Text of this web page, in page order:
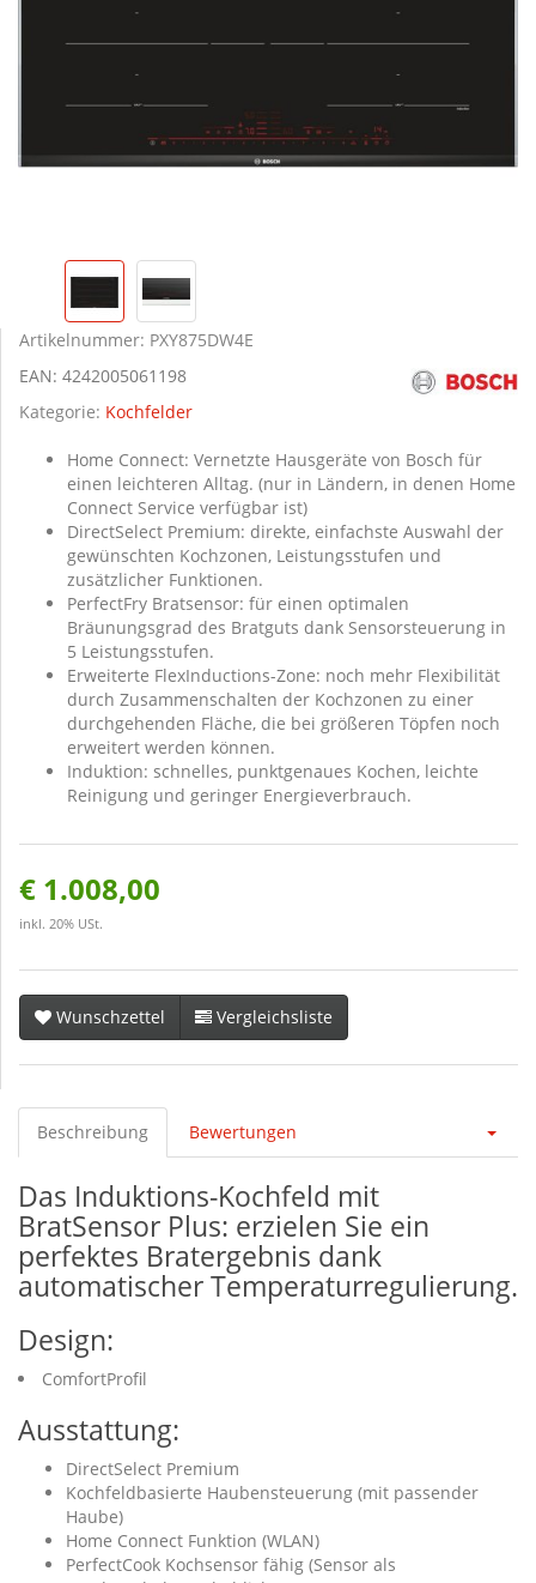
Artikelnummer: PXY875DW4E
EAN: 4242005061198
Kategorie: Kochfelder
Home Connect: Vernetzte Hausgeräte von Bosch für
einen leichteren Alltag. (nur in Ländern, in denen Home
Connect Service verfügbar ist)
DirectSelect Premium: direkte, einfachste Auswahl der
gewünschten Kochzonen, Leistungsstufen und
zusätzlicher Funktionen.
PerfectFry Bratsensor: für einen optimalen
Bräunungsgrad des Bratguts dank Sensorsteuerung in
5 Leistungsstufen.
Erweiterte FlexInductions-Zone: noch mehr Flexibilität
durch Zusammenschalten der Kochzonen zu einer
durchgehenden Fläche, die bei größeren Töpfen noch
erweitert werden können.
Induktion: schnelles, punktgenaues Kochen, leichte
Reinigung und geringer Energieverbrauch.
€ 1.008,00
inkl. 20% USt.
Wunschzettel Vergleichsliste
Beschreibung Bewertungen
Das Induktions-Kochfeld mit
BratSensor Plus: erzielen Sie ein
perfektes Bratergebnis dank
automatischer Temperaturregulierung.
Design:
ComfortProfil
Ausstattung:
DirectSelect Premium
Kochfeldbasierte Haubensteuerung (mit passender
Haube)
Home Connect Funktion (WLAN)
PerfectCook Kochsensor fähig (Sensor als